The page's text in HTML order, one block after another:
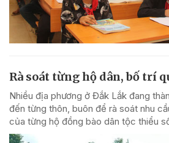
Rà soát từng hộ dân, bố trí
Nhiều địa phương ở Đắk Lắk đang
đến từng thôn, buôn để rà soát nhu
của từng hộ đồng bào dân tộc thiểu